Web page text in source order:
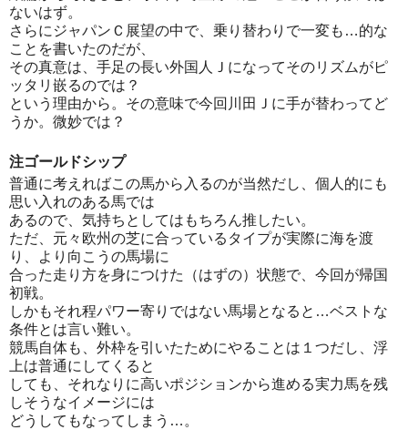
ないはず。
さらにジャパンＣ展望の中で、乗り替わりで一変も…的な
ことを書いたのだが、
その真意は、手足の長い外国人Ｊになってそのリズムがピ
ッタリ嵌るのでは？
という理由から。その意味で今回川田Ｊに手が替わってど
うか。微妙では？
注ゴールドシップ
普通に考えればこの馬から入るのが当然だし、個人的にも
思い入れのある馬では
あるので、気持ちとしてはもちろん推したい。
ただ、元々欧州の芝に合っているタイプが実際に海を渡
り、より向こうの馬場に
合った走り方を身につけた（はずの）状態で、今回が帰国
初戦。
しかもそれ程パワー寄りではない馬場となると…ベストな
条件とは言い難い。
競馬自体も、外枠を引いたためにやることは１つだし、浮
上は普通にしてくると
しても、それなりに高いポジションから進める実力馬を残
しそうなイメージには
どうしてもなってしまう…。